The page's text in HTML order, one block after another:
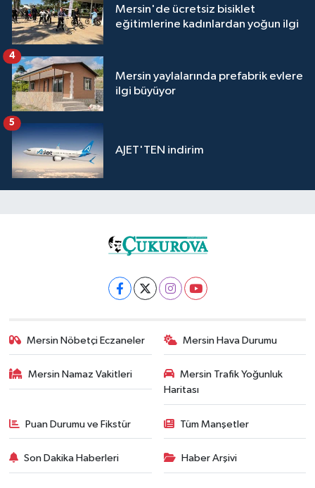
Mersin'de ücretsiz bisiklet
eğitimlerine kadınlardan yoğun ilgi
Mersin yaylalarında prefabrik evlere
ilgi büyüyor
4
AJET'TEN indirim
5
Mersin Nöbetçi Eczaneler Mersin Hava Durumu
Mersin Namaz Vakitleri
Mersin Trafik Yoğunluk
Haritası
Puan Durumu ve Fikstür Tüm Manşetler
Son Dakika Haberleri Haber Arşivi